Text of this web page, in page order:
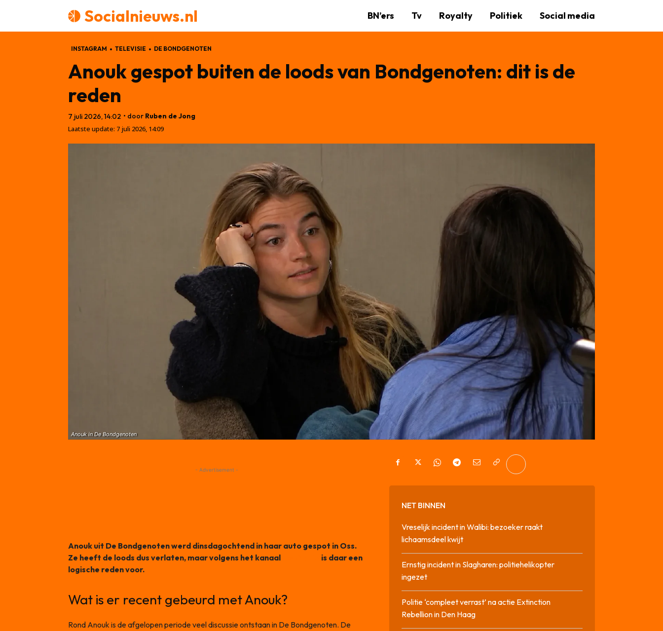
Socialnieuws.nl BN’ers Tv Royalty Politiek Social media
INSTAGRAM TELEVISIE DE BONDGENOTEN
Anouk gespot buiten de loods van Bondgenoten: dit is de
reden
7 juli 2026, 14:02 • door Ruben de Jong
Laatste update: 7 juli 2026, 14:09
Anouk in De Bondgenoten
- Advertisement -
Anouk uit De Bondgenoten werd dinsdagochtend in haar auto gespot in Oss.
Ze heeft de loods dus verlaten, maar volgens het kanaal
is daar een
logische reden voor.
Wat is er recent gebeurd met Anouk?
Rond Anouk is de afgelopen periode veel discussie ontstaan in De Bondgenoten. De
NET BINNEN
Vreselijk incident in Walibi: bezoeker raakt
lichaamsdeel kwijt
Ernstig incident in Slagharen: politiehelikopter
ingezet
Politie ‘compleet verrast’ na actie Extinction
Rebellion in Den Haag